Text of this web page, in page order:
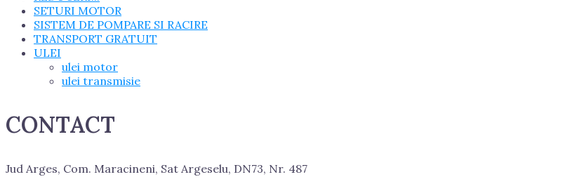
SETURI MOTOR
SISTEM DE POMPARE SI RACIRE
TRANSPORT GRATUIT
ULEI
ulei motor
ulei transmisie
CONTACT
Jud Arges, Com. Maracineni, Sat Argeselu, DN73, Nr. 487